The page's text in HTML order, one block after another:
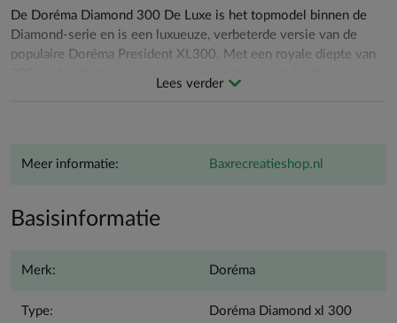
De Doréma Diamond 300 De Luxe is het topmodel binnen de
Diamond-serie en is een luxueuze, verbeterde versie van de
populaire Doréma President XL300. Met een royale diepte van
de buitenzijde. Dit model is ideaal voor kampeerders die op
materialen en functionele eigenschappen, geschikt voor zowel
toeristisch als seizoensgebonden gebruik.
De Doréma Diamond 300 De Luxe heeft een eigentijdse
zijwanden van Sattler acryl, wat bijdraagt aan een aangenaam
Lees verder
Meer informatie: baxrecreatieshop.nl
Basisinformatie
Merk: Doréma
Type:
Doréma Diamond xl 300